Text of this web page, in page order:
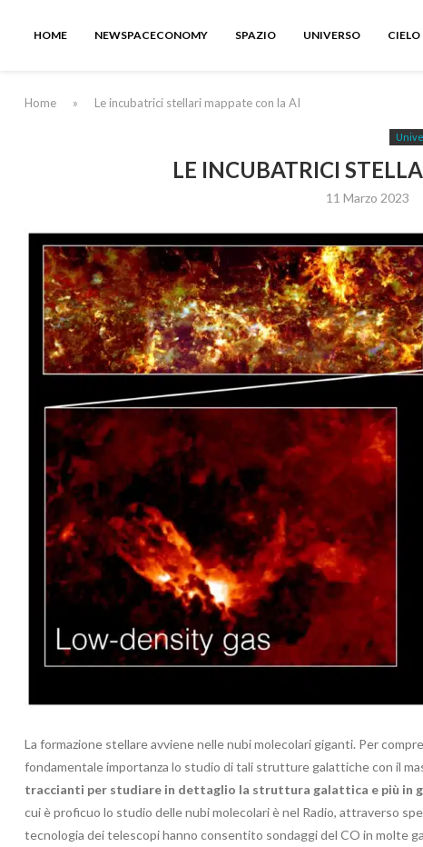
HOME NEWSPACECONOMY SPAZIO UNIVERSO CIELO
Home » Le incubatrici stellari mappate con la AI
LE INCUBATRICI
11 Marzo 2023
La formazione stellare avviene nelle nubi molecolari giganti. Per
fondamentale importanza lo studio di tali strutture galattiche con il
traccianti per studiare in dettaglio la struttura galattica e più in
cui è proficuo lo studio delle nubi molecolari è nel Radio, attraverso
tecnologia dei telescopi hanno consentito sondaggi del CO in molte